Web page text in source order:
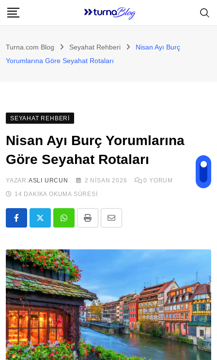
Skip
Turna.com Blog Seyahat Rehberi
Nisan Ayı Burç
Yorumlarına Göre Seyahat Rotaları
SEYAHAT REHBERI
Nisan Ayı Burç Yorumlarına
Göre Seyahat Rotaları
YAZAR:ASLI URCUN 2 NISAN 2026 0 YORUM
14 DAKIKA OKUMA SÜRESI
Whatsapp
Print
ile